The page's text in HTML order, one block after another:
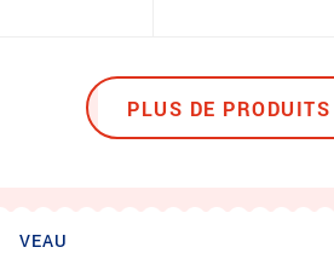
PLUS DE
VEAU